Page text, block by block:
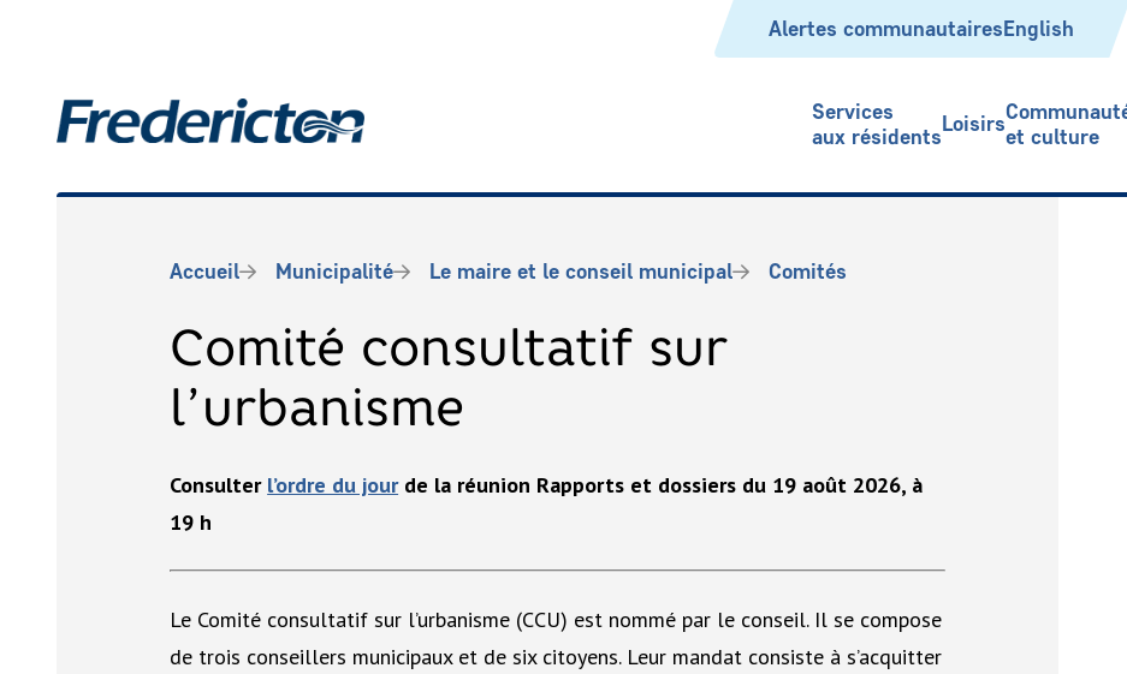
principal
Header
Alertes communautairesEnglish
Services
aux résidentsLoisirset culture
Fil
Accueil Municipalité Le maire et le conseil municipal Comités
Comité consultatif sur
l’urbanisme
Consulter l’ordre du jour de la réunion Rapports et dossiers du 19 août 2026, à
19 h
Le Comité consultatif sur l’urbanisme (CCU) est nommé par le conseil. Il se compose
de trois conseillers municipaux et de six citoyens. Leur mandat consiste à s’acquitter